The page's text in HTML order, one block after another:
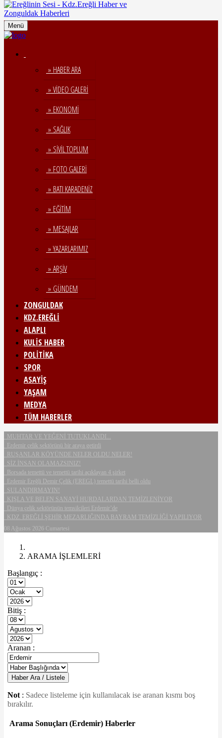
Menü
» HABER ARA
» VİDEO GALERİ
» EKONOMİ
» SAĞLIK
» SİVİL TOPLUM
» FOTO GALERİ
» BATI KARADENİZ
» EĞİTİM
» MESAJLAR
» YAZARLARIMIZ
» ARŞİV
» GÜNDEM
ZONGULDAK
KDZ.EREĞLİ
ALAPLI
KULİS HABER
POLİTİKA
SPOR
ASAYİŞ
YAŞAM
MEDYA
TÜM HABERLER
MUHTAR VE YEĞENİ TUTUKLANDI...
Erdemir çelik sektörünü bir araya getirdi
RUŞANLAR KÖYÜNDE NELER OLDU NELER!
SİZ İNSAN OLAMAZSINIZ!
Borsada temettü ve temettü tarihi açıklayan 4 şirket
Erdemir Ereğli Demir Çelik (EREGL) temettü tarihi belli oldu
SULANDIRMAYIN!
KIŞLA VE BELEN SANAYİ HURDALARDAN TEMİZLENİYOR
Dünya çelik sektörünün temsilcileri Erdemir’de
KDZ. EREĞLİ ŞEHİR MEZARLIĞINDA BAYRAM TEMİZLİĞİ YAPILIYOR
08 Ağustos 2026 Cumartesi
ARAMA İŞLEMLERİ
Başlangıç :
Bitiş :
Aranan :
Haber Ara / Listele
Not : Sadece listeleme için kullanılacak ise aranan kısmı boş
bırakılır.
Arama Sonuçları (Erdemir) Haberler